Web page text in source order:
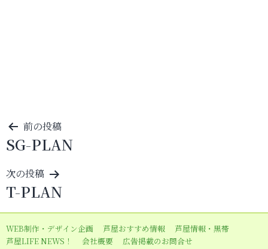
投
稿
ナ
ビ
ゲ
ー
シ
前の投稿
SG-PLAN
次の投稿
T-PLAN
WEB制作・デザイン企画 芦屋おすすめ情報
芦屋情報・黒帯
芦屋LIFE NEWS！
会社概要 広告掲載のお問合せ